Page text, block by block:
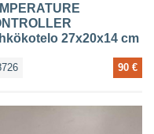
27x20x14 cm
90 €